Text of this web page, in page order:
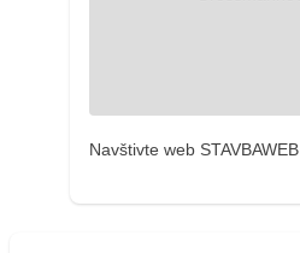
Navštivte web STAVBAWEB